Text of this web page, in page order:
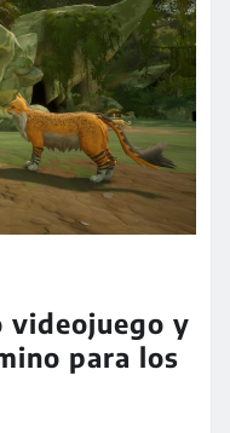
videojuego y
para los